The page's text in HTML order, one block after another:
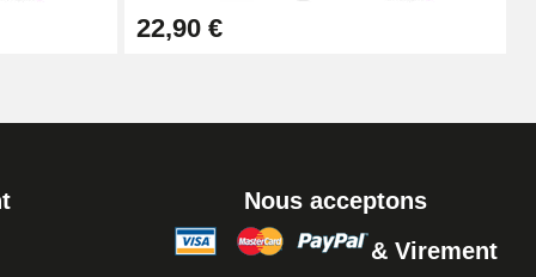
Ajouter au panier
22,90 €
Nous acceptons
& Virement